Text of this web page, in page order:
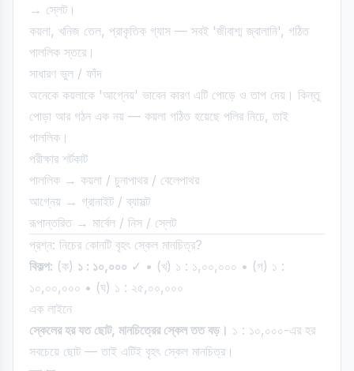
→ স্লেট।
কয়লা, খনিজ তেল, প্রাকৃতিক গ্যাস — সবই 'জীবাশ্ম জ্বালানি', গঠিত
পাললিক স্তরে।
সাধারণ ভুল / ফাঁদ
অনেকে কয়লাকে 'আগ্নেয়' ভাবেন কারণ এটি পোড়ে ও তাপ দেয়। কিন্তু
পোড়া আর গঠন এক নয় — কয়লা গঠিত হয়েছে পলির নিচে, তাই
পাললিক।
পরীক্ষার শর্টকাট
পাললিক → কয়লা / চুনাপাথর / বেলেপাথর
আগ্নেয় → গ্রানাইট / ব্যাসল্ট
রূপান্তরিত → মার্বেল / নিস / স্লেট
প্রশ্ন: নিচের কোনটি বৃহৎ স্কেল মানচিত্র?
বিকল্প: (ক) ১ : ১০,০০০ ✓ • (খ) ১ : ১,০০,০০০ • (গ) ১ :
১০,০০,০০০ • (ঘ) ১ : ২৫,০০,০০০
এক লাইনে
স্কেলের হর যত ছোট, মানচিত্রের স্কেল তত বড়। ১ : ১০,০০০-এর হর
সবচেয়ে ছোট — তাই এটিই বৃহৎ স্কেল মানচিত্র।